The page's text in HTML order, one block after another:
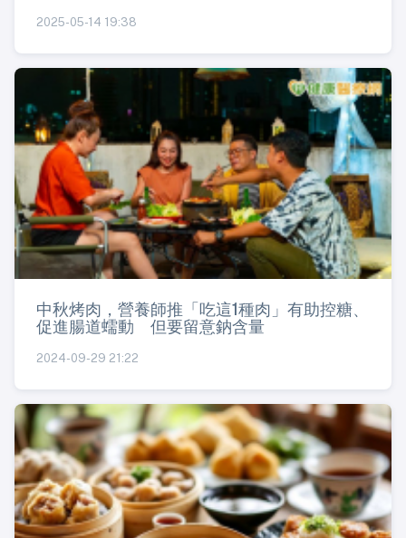
2025-05-14 19:38
中秋烤肉，營養師推「吃這1種肉」有助控糖、
促進腸道蠕動 但要留意鈉含量
2024-09-29 21:22